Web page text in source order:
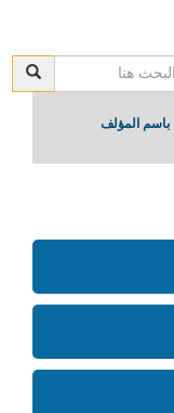
باسم المؤلف